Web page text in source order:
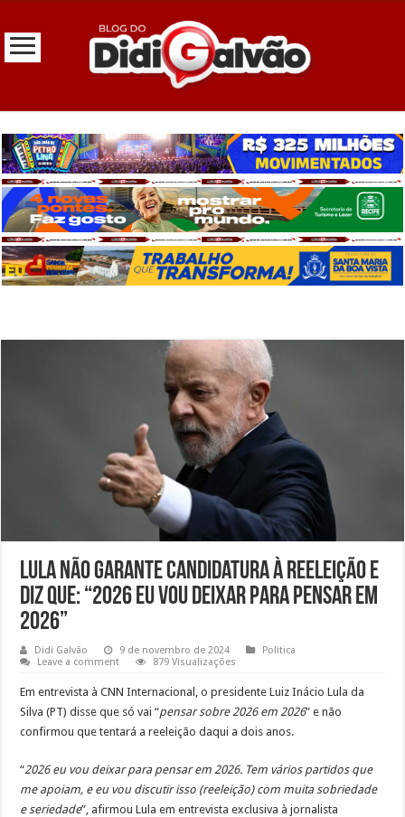
Lula não garante candidatura à reeleição e
diz que: “2026 eu vou deixar para pensar em
2026”
Didi Galvão 9 de novembro de 2024
Politica
Leave a comment
879 Visualizações
Em entrevista à CNN Internacional, o presidente Luiz Inácio Lula da
Silva (PT) disse que só vai “pensar sobre 2026 em 2026” e não
confirmou que tentará a reeleição daqui a dois anos.
“2026 eu vou deixar para pensar em 2026. Tem vários partidos que
me apoiam, e eu vou discutir isso (reeleição) com muita sobriedade
e seriedade”, afirmou Lula em entrevista exclusiva à jornalista